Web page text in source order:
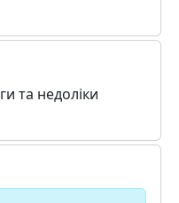
та недоліки